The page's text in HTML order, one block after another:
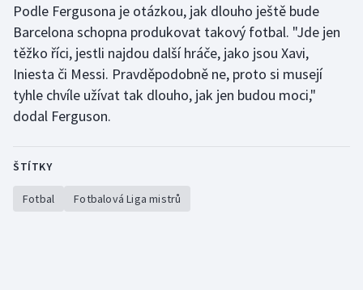
Parasport
Plavání
Plážový volejbal
Podle Fergusona je otázkou, jak dlouho ještě bude
Barcelona schopna produkovat takový fotbal. "Jde jen
těžko říci, jestli najdou další hráče, jako jsou Xavi,
Iniesta či Messi. Pravděpodobně ne, proto si musejí
tyhle chvíle užívat tak dlouho, jak jen budou moci,"
dodal Ferguson.
ŠTÍTKY
Fotbal Fotbalová Liga mistrů